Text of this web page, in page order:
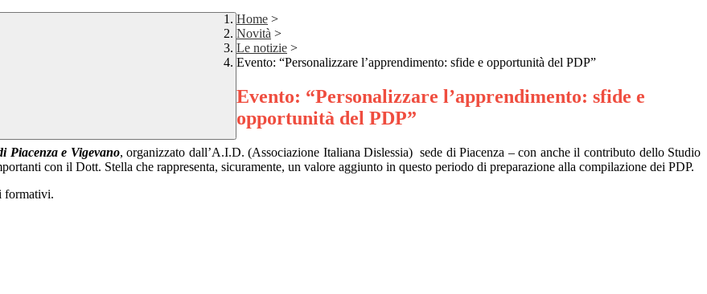
Home >
Novità >
Le notizie >
Evento: “Personalizzare l’apprendimento: sfide e opportunità del PDP”
Evento: “Personalizzare l’apprendimento: sfide e
opportunità del PDP”
Piacenza e Vigevano, organizzato dall’A.I.D. (Associazione Italiana Dislessia) sede di Piacenza – con anche il contributo dello Studio
con il Dott. Stella che rappresenta, sicuramente, un valore aggiunto in questo periodo di preparazione alla compilazione dei PDP.
formativi.